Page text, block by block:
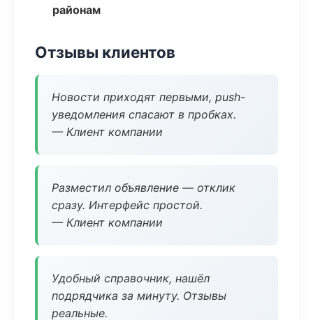
районам
Отзывы клиентов
Новости приходят первыми, push-
уведомления спасают в пробках.
— Клиент компании
Разместил объявление — отклик
сразу. Интерфейс простой.
— Клиент компании
Удобный справочник, нашёл
подрядчика за минуту. Отзывы
реальные.